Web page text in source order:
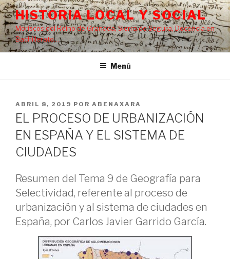
Saltar
al
contenido
HISTORIA LOCAL Y SOCIAL
Moriscos del Reino de Granada, Sierra de Segura, Docencia en
Bachillerato…
Menú
PUBLICADO
EL
ABRIL 8, 2019 POR ABENAXARA
EL PROCESO DE URBANIZACIÓN
EN ESPAÑA Y EL SISTEMA DE
CIUDADES
Resumen del Tema 9 de Geografía para
Selectividad, referente al proceso de
urbanización y al sistema de ciudades en
España, por Carlos Javier Garrido García.